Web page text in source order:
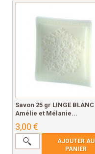
Savon 25 gr LINGE BLANC
Amélie et Mélanie...
3,00 €
AJOUTER AU
PANIER